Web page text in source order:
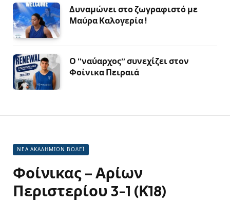
Δυναμώνει στο ζωγραφιστό με
Μαύρα Καλογερία !
Ο “ναύαρχος” συνεχίζει στον
Φοίνικα Πειραιά
ΝΕΑ ΑΚΑΔΗΜΙΩΝ ΒΟΛΕΪ
Φοίνικας – Αρίων
Περιστερίου 3-1 (Κ18)